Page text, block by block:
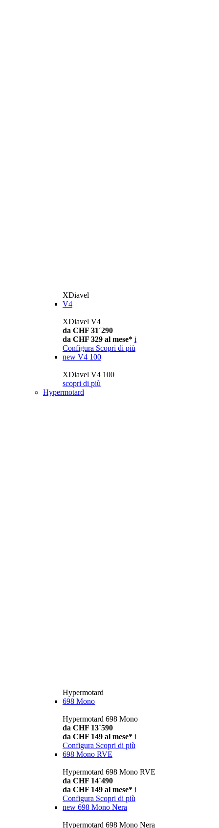
XDiavel
V4
XDiavel V4
da CHF 31´290
da CHF 329 al mese* i
Configura Scopri di più
new V4 100
XDiavel V4 100
scopri di più
Hypermotard
Hypermotard
698 Mono
Hypermotard 698 Mono
da CHF 13´590
da CHF 149 al mese* i
Configura Scopri di più
698 Mono RVE
Hypermotard 698 Mono RVE
da CHF 14´490
da CHF 149 al mese* i
Configura Scopri di più
new 698 Mono Nera
Hypermotard 698 Mono Nera